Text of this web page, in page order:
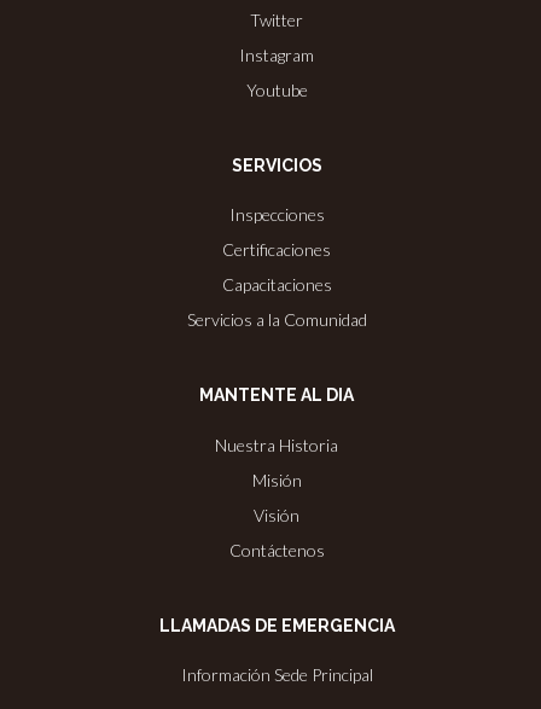
Twitter
Instagram
Youtube
SERVICIOS
Inspecciones
Certificaciones
Capacitaciones
Servicios a la Comunidad
MANTENTE AL DIA
Nuestra Historia
Misión
Visión
Contáctenos
LLAMADAS DE EMERGENCIA
Información Sede Principal